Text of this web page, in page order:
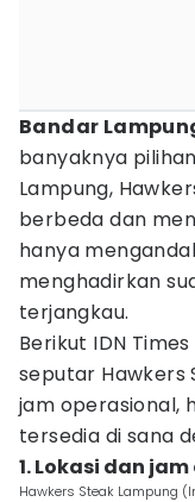
Bandar
banyaknya
Lampung,
berbeda dan
hanya
menghadirkan
terjangkau.
Berikut IDN
seputar Hawkers
jam operasional,
tersedia di sana
1. Lokasi dan
Hawkers Steak Lampung